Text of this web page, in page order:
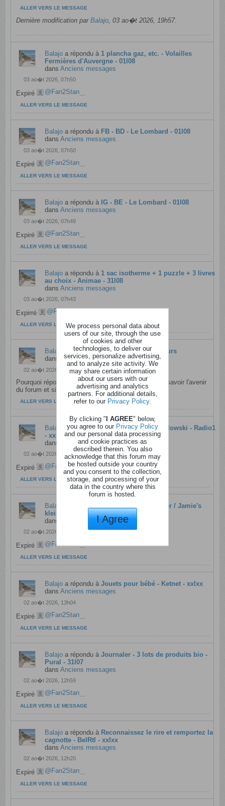
ALLER VERS LE MESSAGE
Dernière modification parBalajo,03 ao�t 2026, 19h57.
Balajo a répondu à 1 plancha gaz, etc. - Volailles
Fermières d'Auvergne - 01l08
dansAnciens messages
03 ao�t 2026, 07h50
Expiré Fan2Stan...
ALLER VERS LE MESSAGE
Balajo a répondu à FB - BD - Le Lombard - 01l08
dansAnciens messages
03 ao�t 2026, 07h50
Expiré Fan2Stan...
ALLER VERS LE MESSAGE
Balajo a répondu à IG - BE - Le Lombard - 01l08
dansAnciens messages
03 ao�t 2026, 07h49
Expiré Fan2Stan...
ALLER VERS LE MESSAGE
Balajo a répondu à 1 sac isotherme + 1 puzzle + 3 livres
au choix - Animae - 31l08
dansAnciens messages
03 ao�t 2026, 07h43
Expirré Fan2Stan
ALLER VERS LE MESSAGE
Balajo a répondu àFin de Fou De Concours
dans
Café du coin
02 ao�t 2026, 21h16
Pourquoi réponds tu à sa place en effet on aimerait savoir l'avenir
du forum et si changement il y aura !...
ALLER VERS LE MESSAGE
Balajo a répondu àAlbum de Mauro Pawlowski - Radio1
- xxlxx
dans
Anciens messages
02 ao�t 2026, 13h09
Expiré Fan2Stan...
ALLER VERS LE MESSAGE
Balajo a répondu à4 boekjes Jamie Oliver / Jamie's
kleine keukenbieb - Ketnet - xxlxx
dans
Anciens messages
02 ao�t 2026, 13h08
Expiré Fan2Stan...
ALLER VERS LE MESSAGE
Balajo a répondu àJouets pour bébé - Ketnet - xxlxx
dansAnciens messages
02 ao�t 2026, 13h04
Expiré Fan2Stan...
ALLER VERS LE MESSAGE
Balajo a répondu àJournaler - 3 lots de produits bio -
Pural - 31l07
dansAnciens messages
02 ao�t 2026, 12h59
Expiré Fan2Stan...
ALLER VERS LE MESSAGE
Balajo a répondu à Reconnaissez le rire et remportez la
cagnotte - BelRtl - xxlxx
dansAnciens messages
02 ao�t 2026, 12h20
Expiré Fan2Stan...
ALLER VERS LE MESSAGE
We process personal data about
users of our site, through the use
of cookies and other
technologies, to deliver our
services, personalize advertising,
and to analyze site activity. We
may share certain information
about our users with our
advertising and analytics
partners. For additional details,
refer to our Privacy Policy.
By clicking "I AGREE" below,
you agree to our Privacy Policy
and our personal data processing
and cookie practices as
described therein. You also
acknowledge that this forum may
be hosted outside your country
and you consent to the collection,
storage, and processing of your
data in the country where this
forum is hosted.
I Agree